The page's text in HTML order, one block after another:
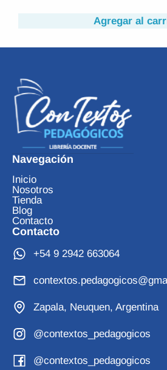
Agregar al
Navegación
Inicio
Nosotros
Tienda
Blog
Contacto
Contacto
+54 9 2942 663064
Zapala, Neuquen, Argentina
@contextos_pedagogicos
@contextos_pedagogicos